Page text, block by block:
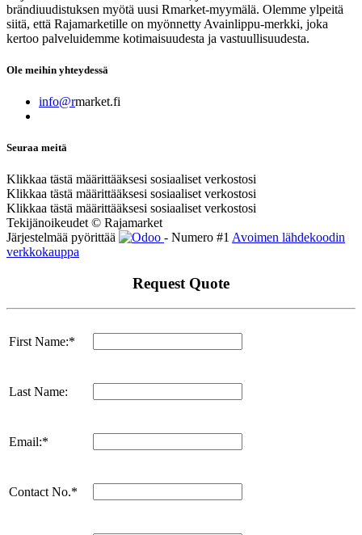
brändiuudistuksen myötä uusi Rmarket-myymälä. Olemme ylpeitä
siitä, että Rajamarketille on myönnetty Avainlippu-merkki, joka
kertoo palveluidemme kotimaisuudesta ja vastuullisuudesta.
Ole meihin yhteydessä
info@rmarket.fi
Seuraa meitä
Klikkaa tästä määrittääksesi sosiaaliset verkostosi
Klikkaa tästä määrittääksesi sosiaaliset verkostosi
Klikkaa tästä määrittääksesi sosiaaliset verkostosi
Tekijänoikeudet © Rajamarket
Järjestelmää pyörittää
- Numero #1 Avoimen lähdekoodin
verkkokauppa
Request Quote
First Name:*
Last Name:
Email:*
Contact No.*